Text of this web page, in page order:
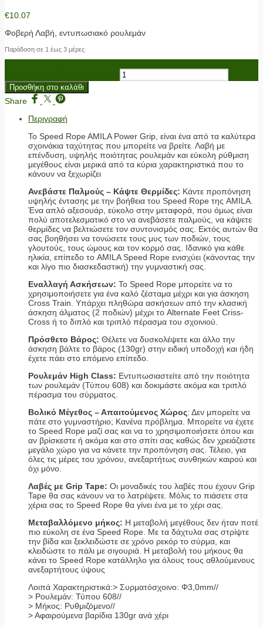
€10.07
Φοβερή Λαβή, εντυπωσιακό ρουλεμάν
Παράδοση σε 1 έως 3 μέρες
Προσθήκη στο καλάθι
Share
Περιγραφή
Το Speed Rope AMILA Power Grip, είναι ένα από τα καλύτερα
σχοινάκια ταχύτητας που μπορείτε να βρείτε. Λαβή με
επένδυση, υψηλής ποιότητας ρουλεμάν και εύκολη ρύθμιση
μεγέθους είναι μερικά από τα κύρια χαρακτηριστικά που το
κάνουν να ξεχωρίζει
Ανεβάστε Παλμούς – Κάψτε Θερμίδες: Κάντε προπόνηση
υψηλής έντασης με την βοήθεια του Speed Rope της AMILA.
Ένα απλό αξεσουάρ, εύκολο στην μεταφορά, που όμως είναι
πολύ αποτελεσματικό στο να ανεβάσετε παλμούς, να κάψετε
θερμίδες να βελτιώσετε τον συντονισμός σας. Εκτός αυτών θα
σας βοηθήσει να τονώσετε τους μυς των ποδιών, τους
γλουτούς, τους ώμους και τον κορμό σας. Ιδανικό για κάθε
ηλικία, επίπεδο το AMILA Speed Rope ενισχύει (κάνοντας την
και λίγο πιο διασκεδαστική) την γυμναστική σας.
Εναλλαγή Ασκήσεων: Το Speed Rope μπορείτε να το
χρησιμοποιήσετε για ένα καλό ζέσταμα μέχρι και για άσκηση
Cross Train. Υπάρχει πληθώρα ασκήσεων από την κλασική
άσκηση άλματος (2 ποδιών) μέχρι το Alternate Feet Criss-
Cross ή το διπλό και τριπλό πέρασμα του σχοινιού.
Πρόσθετο Βάρος: Θέλετε να δυσκολέψετε και άλλο την
άσκηση βάλτε το βάρος (130gr) στην ειδική υποδοχή και ήδη
έχετε πάει στο επόμενο επίπεδο.
Ρουλεμάν High Class: Εντυπωσιαστείτε από την ποιότητα
των ρουλεμάν (Τύπου 608) και δοκιμάστε ακόμα και τριπλό
πέρασμα του σύρματος.
Βολικό Μέγεθος – Απαιτούμενος Χώρος: Δεν μπορείτε να
πάτε στο γυμναστήριο; Κανένα πρόβλημα. Μπορείτε να έχετε
το Speed Rope μαζί σας και να το χρησιμοποιήσετε όπου και
αν βρίσκεστε ή ακόμα και στο σπίτι σας καθώς δεν χρειάζεστε
μεγάλο χώρο για να κάνετε την προπόνηση σας. Τέλειο, για
όλες τις μέρες του χρόνου, ανεξαρτήτως συνθηκών καιρού και
όχι μόνο.
Λαβές με Grip Tape: Οι μοναδικές του λαβές που έχουν Grip
Tape θα σας κάνουν να το λατρέψετε. Μόλις το πιάσετε στα
χέρια σας το Speed Rope θα γίνει ένα με το χέρι σας.
Μεταβαλλόμενο μήκος: Η μεταβολή μεγέθους δεν ήταν ποτέ
πιο εύκολη σε ένα Speed Rope. Με τα δάχτυλα σας στρίψτε
την βίδα και ξεκλειδώστε σε χρόνο ρεκόρ το σύρμα, και
κλειδώστε το πάλι με σιγουριά. Η μεταβολή του μήκους θα
κάνει το Speed Rope κατάλληλο για όλους τους αθλούμενους
ανεξαρτήτους ύψους
Λοιπά Χαρακτηριστικά:> Συρματόσχοινο: Φ3,0mm//
> Ρουλεμάν: Τύπου 608//
> Μήκος: Ρυθμιζόμενο//
> Αφαιρούμενα βαρίδια 130gr ανά χέρι